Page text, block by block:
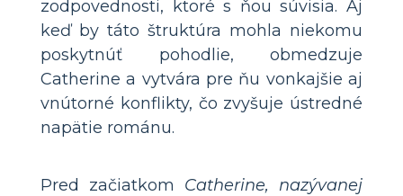
zodpovednosti, ktoré s ňou súvisia. Aj
keď by táto štruktúra mohla niekomu
poskytnúť pohodlie, obmedzuje
Catherine a vytvára pre ňu vonkajšie aj
vnútorné konflikty, čo zvyšuje ústredné
napätie románu.
Pred začiatkom Catherine, nazývanej